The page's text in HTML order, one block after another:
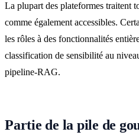
La plupart des plateformes traitent
comme également accessibles.
les rôles à des fonctionnalités
classification de sensibilité au
pipeline-RAG.
Partie de la pile de